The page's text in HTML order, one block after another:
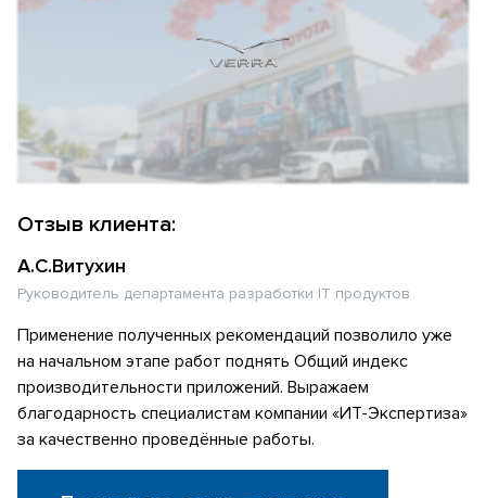
Отзыв клиента:
А.С.Витухин
Руководитель департамента разработки IT продуктов
Применение полученных рекомендаций позволило уже
на начальном этапе работ поднять Общий индекс
производительности приложений. Выражаем
благодарность специалистам компании «ИТ-Экспертиза»
за качественно проведённые работы.